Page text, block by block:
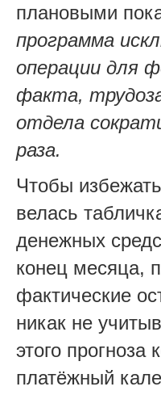
плановыми
программа
операции для
факта,
отдела
раза.
Чтобы
велась
денежных
конец месяца,
фактические
никак не
этого прогноза
платёжный